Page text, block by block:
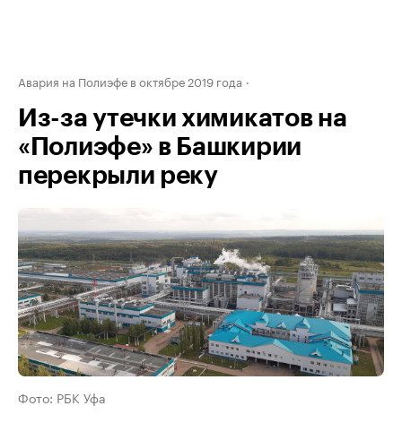
Авария на Полиэфе в октябре 2019 года
Из-за утечки химикатов на
«Полиэфе» в Башкирии
перекрыли реку
Фото: РБК Уфа